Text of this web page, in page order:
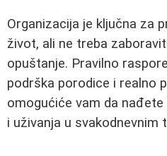
Organizacija je ključna za
život, ali ne treba
opuštanje. Pravilno
podrška porodice i realno
omogućiće vam da
i uživanja u svakodnevnim